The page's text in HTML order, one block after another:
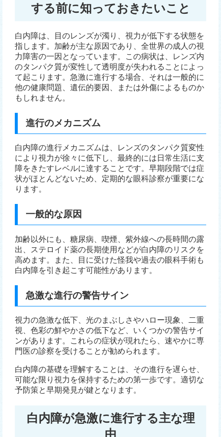
する前に知っておきたいこと
白内障は、目のレンズが濁り、視力が低下する状態を
指します。加齢が主な原因であり、全世界の成人の視
力障害の一因となっています。この病状は、レンズ内
のタンパク質が変性して透明度が失われることによっ
て起こります。急激に進行する場合、それは一般的に
他の健康問題、遺伝的要因、または外傷によるものか
もしれません。
進行のメカニズム
白内障の進行メカニズムは、レンズのタンパク質変性
により視力が徐々に低下し、最終的には日常生活に支
障をきたすレベルに達することです。早期段階では症
状がほとんどないため、定期的な眼科診察が重要にな
ります。
一般的な原因
加齢以外にも、糖尿病、喫煙、紫外線への長時間の露
出、ステロイド薬の長期使用などが白内障のリスクを
高めます。また、目に受けた怪我や過去の眼科手術も
白内障を引き起こす可能性があります。
急激な進行の警告サイン
視力の急激な低下、光のまぶしさやハロー現象、二重
視、色彩の鮮やかさの低下など、いくつかの警告サイ
ンがあります。これらの症状が現れたら、速やかに専
門医の診察を受けることが勧められます。
白内障の基礎を理解することは、その進行を遅らせ、
可能な限り視力を保持するための第一歩です。適切な
予防策と早期発見が鍵となります。
白内障が急激に進行する主な理
由